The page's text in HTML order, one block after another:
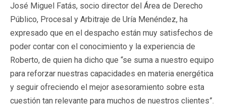
José Miguel Fatás, socio director del Área de Derecho
Público, Procesal y Arbitraje de Uría Menéndez, ha
expresado que en el despacho están muy satisfechos de
poder contar con el conocimiento y la experiencia de
Roberto, de quien ha dicho que “se suma a nuestro equipo
para reforzar nuestras capacidades en materia energética
y seguir ofreciendo el mejor asesoramiento sobre esta
cuestión tan relevante para muchos de nuestros clientes”.